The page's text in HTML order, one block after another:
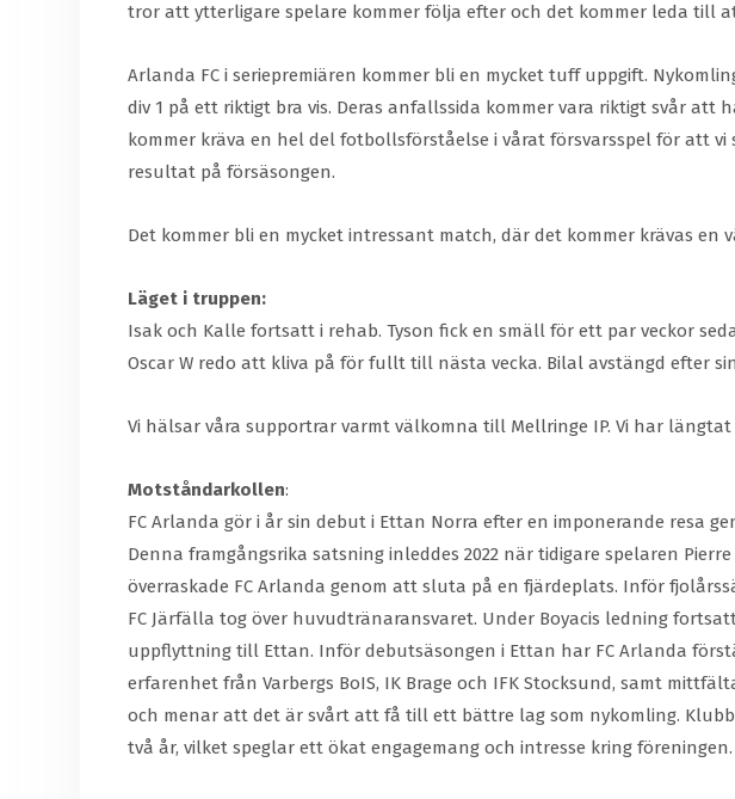
tror att ytterligare spelare kommer följa efter och det kommer leda till
Arlanda FC i seriepremiären kommer bli en mycket tuff uppgift.
div 1 på ett riktigt bra vis. Deras anfallssida kommer vara riktigt svår
kommer kräva en hel del fotbollsförståelse i vårat försvarsspel för att
resultat på försäsongen.
Det kommer bli en mycket intressant match, där det kommer krävas
Läget i truppen:
Isak och Kalle fortsatt i rehab. Tyson fick en smäll för ett par veckor
Oscar W redo att kliva på för fullt till nästa vecka. Bilal avstängd efter
Vi hälsar våra supportrar varmt välkomna till Mellringe IP. Vi har längtat
Motståndarkollen:
FC Arlanda gör i år sin debut i Ettan Norra efter en imponerande resa
Denna framgångsrika satsning inleddes 2022 när tidigare spelaren
överraskade FC Arlanda genom att sluta på en fjärdeplats. Inför
FC Järfälla tog över huvudtränaransvaret. Under Boyacis ledning
uppflyttning till Ettan. Inför debutsäsongen i Ettan har FC Arlanda
erfarenhet från Varbergs BoIS, IK Brage och IFK Stocksund, samt
och menar att det är svårt att få till ett bättre lag som nykomling.
två år, vilket speglar ett ökat engagemang och intresse kring föreningen.